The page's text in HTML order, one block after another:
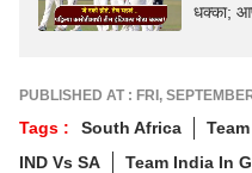
धक्का;
PUBLISHED AT : FRI,
Tags : South Africa
IND Vs SA
Team India In